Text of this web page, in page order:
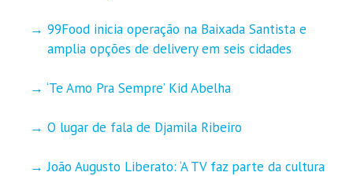
99Food inicia operação na Baixada Santista e
amplia opções de delivery em seis cidades
‘Te Amo Pra Sempre’ Kid Abelha
O lugar de fala de Djamila Ribeiro
João Augusto Liberato: ‘A TV faz parte da cultura